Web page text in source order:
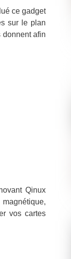
ce gadget
sur le plan
donnent afin
Qinux
vos cartes